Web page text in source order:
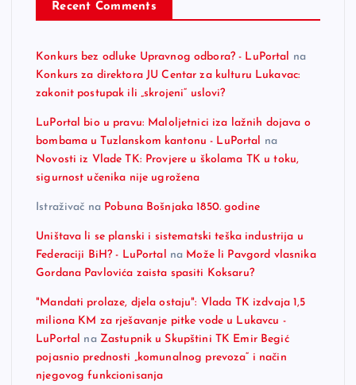
Recent Comments
Konkurs bez odluke Upravnog odbora? - LuPortal na
Konkurs za direktora JU Centar za kulturu Lukavac:
zakonit postupak ili „skrojeni“ uslovi?
LuPortal bio u pravu: Maloljetnici iza lažnih dojava o
bombama u Tuzlanskom kantonu - LuPortal na
Novosti iz Vlade TK: Provjere u školama TK u toku,
sigurnost učenika nije ugrožena
Istraživač na Pobuna Bošnjaka 1850. godine
Uništava li se planski i sistematski teška industrija u
Federaciji BiH? - LuPortal na Može li Pavgord vlasnika
Gordana Pavlovića zaista spasiti Koksaru?
"Mandati prolaze, djela ostaju": Vlada TK izdvaja 1,5
miliona KM za rješavanje pitke vode u Lukavcu -
LuPortal na Zastupnik u Skupštini TK Emir Begić
pojasnio prednosti „komunalnog prevoza“ i način
njegovog funkcionisanja